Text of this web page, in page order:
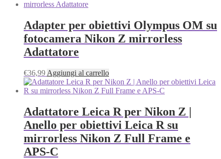
Adapter per obiettivi Olympus OM su
fotocamera Nikon Z mirrorless
Adattatore
€36,99 Aggiungi al carrello
Adattatore Leica R per Nikon Z |
Anello per obiettivi Leica R su
mirrorless Nikon Z Full Frame e
APS-C